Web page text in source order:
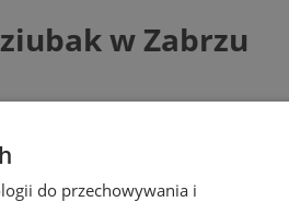
w Zabrzu
do przechowywania i